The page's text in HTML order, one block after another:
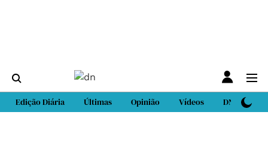
Edição Diária Últimas Opinião Vídeos DN Sport